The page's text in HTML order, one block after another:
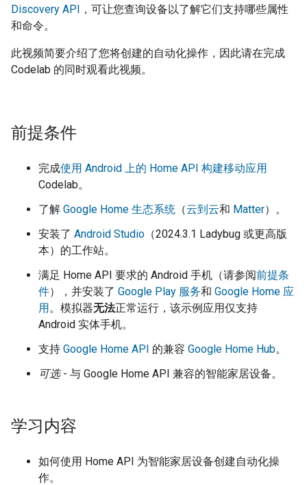
Discovery API ，可让您查询设备以了解它们支持哪些属性
和命令。
此视频简要介绍了您将创建的自动化操作，因此请在完成
Codelab 的同时观看此视频。
前提条件
完成使用 Android 上的 Home API 构建移动应用
Codelab。
了解 Google Home 生态系统 （云到云和 Matter）。
安装了 Android Studio （2024.3.1 Ladybug 或更高版
本）的工作站。
满足 Home API 要求的 Android 手机（请参阅前提条
件），并安装了 Google Play 服务和 Google Home 应
用。模拟器无法正常运行，该示例应用仅支持
Android 实体手机。
支持 Google Home API 的兼容 Google Home Hub。
可选- 与 Google Home API 兼容的智能家居设备。
学习内容
如何使用 Home API 为智能家居设备创建自动化操
作。